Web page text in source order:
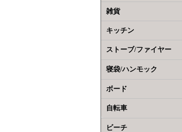
雑貨
キッチン
ストーブ/ファイヤー
寝袋/ハンモック
ボード
自転車
ビーチ